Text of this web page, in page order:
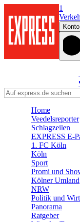
1
Konto
Home
Veedelsreporter
Schlagzeilen
EXPRESS E-
1. FC Köln
Köln
Sport
Promi und
Kölner Umland
NRW
Politik und
Panorama
Ratgeber